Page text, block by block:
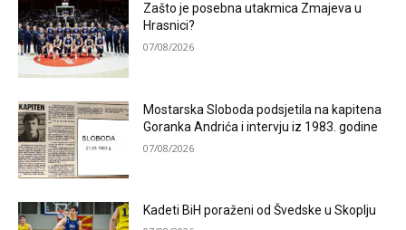
Zašto je posebna utakmica Zmajeva u
Hrasnici?
07/08/2026
Mostarska Sloboda podsjetila na kapitena
Goranka Andrića i intervju iz 1983. godine
07/08/2026
Kadeti BiH poraženi od Švedske u Skoplju